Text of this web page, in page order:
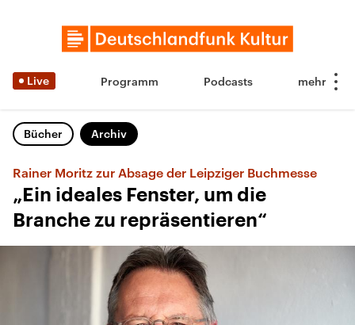
Live Programm Podcasts
Bücher Archiv
Rainer Moritz zur Absage der Leipziger Buchmesse
„Ein ideales Fenster, um die
Branche zu repräsentieren“